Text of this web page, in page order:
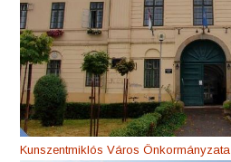
Kunszentmiklós Város Önkormányzata